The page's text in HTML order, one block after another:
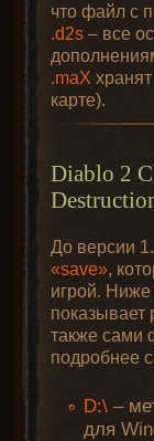
что файл с
.d2s – все
.maX
карте).
Diablo 2
До версии
«save»,
игрой. Ниже
показывает
также сами
подробнее
D:\ –
для